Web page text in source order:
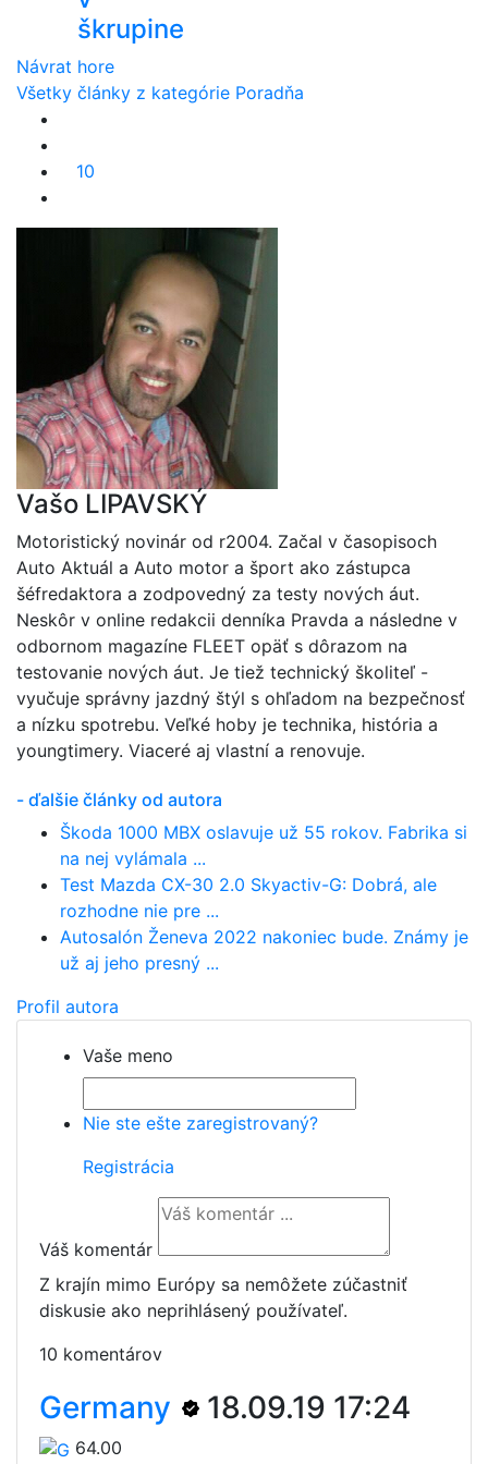
škrupine
Návrat hore
Všetky články z kategórie Poradňa
10
Vašo LIPAVSKÝ
Motoristický novinár od r2004. Začal v časopisoch
Auto Aktuál a Auto motor a šport ako zástupca
šéfredaktora a zodpovedný za testy nových áut.
Neskôr v online redakcii denníka Pravda a následne v
odbornom magazíne FLEET opäť s dôrazom na
testovanie nových áut. Je tiež technický školiteľ -
vyučuje správny jazdný štýl s ohľadom na bezpečnosť
a nízku spotrebu. Veľké hoby je technika, história a
youngtimery. Viaceré aj vlastní a renovuje.
- ďalšie články od autora
Škoda 1000 MBX oslavuje už 55 rokov. Fabrika si
na nej vylámala ...
Test Mazda CX-30 2.0 Skyactiv-G: Dobrá, ale
rozhodne nie pre ...
Autosalón Ženeva 2022 nakoniec bude. Známy je
už aj jeho presný ...
Profil autora
Vaše meno
Nie ste ešte zaregistrovaný?
Registrácia
Váš komentár
Z krajín mimo Európy sa nemôžete zúčastniť
diskusie ako neprihlásený používateľ.
10 komentárov
Germany 18.09.19 17:24
64.00